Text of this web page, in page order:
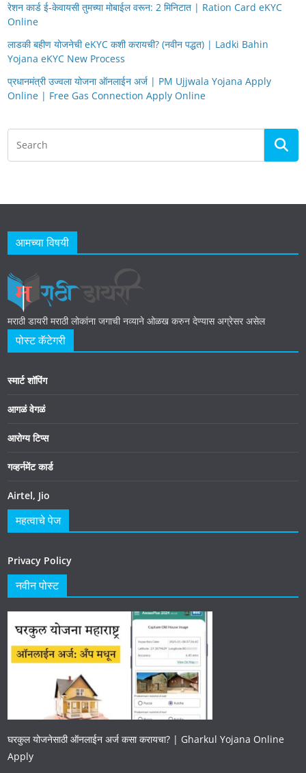
रेशन कार्ड ई-केवायसी तुमच्या मोबाईल वरून: 2 मिनिटात | Ration Card eKYC
Online
लाडकी बहीण योजनेची eKYC कशी करायची? (नवीन पद्धत) | Ladki Bahin
Yojana eKYC New Process
प्रधानमंत्री उज्वला योजना ऑनलाईन अर्ज | PM Ujjwala Yojana Apply
Online | Free Gas Connection Apply Online
आमच्या विषयी
मराठी डायरी मराठी लोकांना जगाची नव्याने ओळख करुन देण्यास अग्रेसर असेल
पोस्ट कॅटेगरी
स्मार्ट शॉपिंग
आगळं वेगळं
आरोग्य टिप्स
गव्हर्नमेंट कार्ड
Airtel, Jio
महत्वाचे पेज
Privacy Policy
नवीन पोस्ट
घरकुल योजनेसाठी ऑनलाईन अर्ज कसा करायचा? | Gharkul Yojana Online
Apply